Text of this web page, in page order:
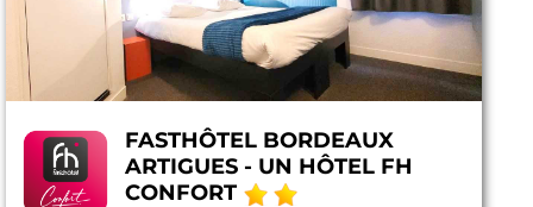
FASTHÔTEL BORDEAUX
ARTIGUES - UN HÔTEL FH
CONFORT